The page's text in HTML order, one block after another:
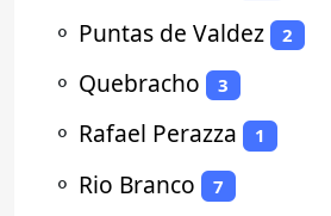
⚬ Puntas de Valdez 2
⚬ Quebracho 3
⚬ Rafael Perazza 1
⚬ Rio Branco 7